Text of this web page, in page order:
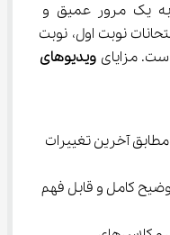
خارج می‌شود و به یک مرور عمیق و
برای امتحانات نوبت اول، نوبت
مزایای ویدیوهای